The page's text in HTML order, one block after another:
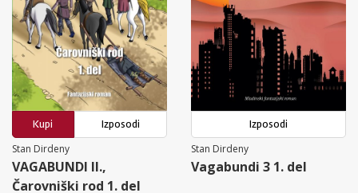
Kupi
Izposodi
Stan Dirdeny
VAGABUNDI II.,
Čarovniški rod 1. del
Izposodi
Stan Dirdeny
Vagabundi 3 1. del